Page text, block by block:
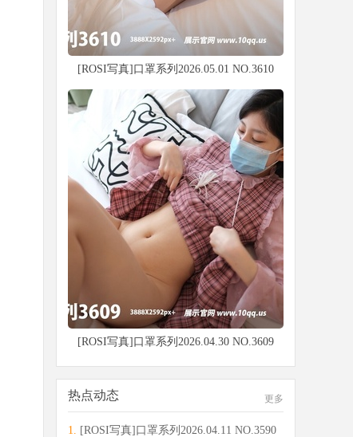
[ROSI写真]口罩系列2026.05.01 NO.3610
[ROSI写真]口罩系列2026.04.30 NO.3609
更多
热点动态
1. [ROSI写真]口罩系列2026.04.11 NO.3590